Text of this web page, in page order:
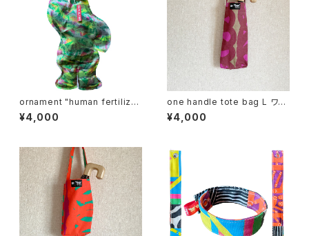
ornament "human fertilize
r"
¥4,000
one handle tote bag L ワン
ハンドル トートバッグ e
¥4,000